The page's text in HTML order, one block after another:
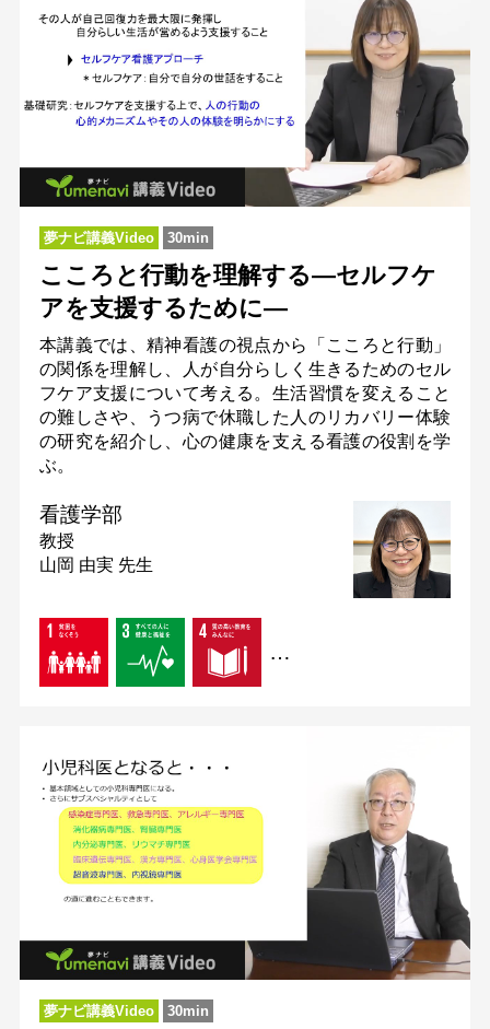
夢ナビ講義Video 30min
こころと行動を理解する―セルフケ
アを支援するために―
本講義では、精神看護の視点から「こころと行動」
の関係を理解し、人が自分らしく生きるためのセル
フケア支援について考える。生活習慣を変えること
の難しさや、うつ病で休職した人のリカバリー体験
の研究を紹介し、心の健康を支える看護の役割を学
ぶ。
看護学部
教授
山岡 由実 先生
…
夢ナビ講義Video 30min